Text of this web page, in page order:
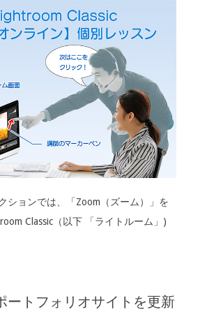
ションでは、「Zoom（ズーム）」を
Classic（以下 「ライトルーム」)
ートフォリオサイトを更新